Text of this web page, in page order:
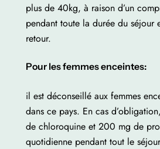
plus de 40kg, à raison d’un
pendant toute la durée du séjour
retour.
Pour les femmes enceintes:
il est déconseillé aux femmes
dans ce pays. En cas
de chloroquine et 200 mg de
quotidienne pendant tout le